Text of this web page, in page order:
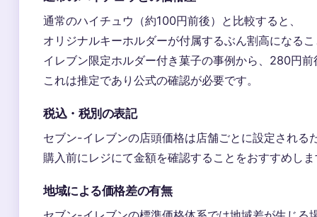
通常のハイチュウ（約100円前後）と比較すると、
オリジナルキーホルダーが付属するぶん割高になる
イレブン限定ホルダー付き菓子の事例から、280円
これは推定であり公式の確認が必要です。
税込・税別の表記
セブン-イレブンの店頭価格は店舗ごとに設定される
購入前にレジにて金額を確認することをおすすめし
地域による価格差の有無